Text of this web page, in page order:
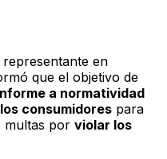
representante en
que el objetivo de
a normatividad
consumidores para
multas por violar los